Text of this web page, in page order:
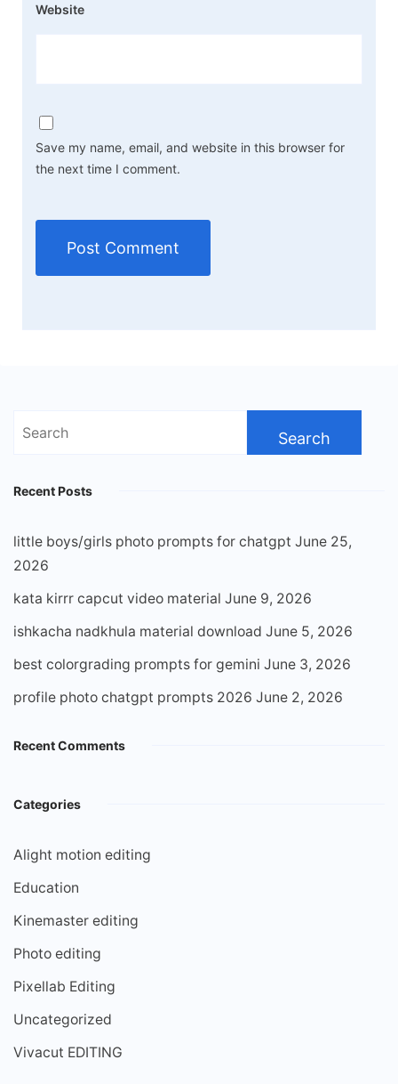
Website
Save my name, email, and website in this browser for
the next time I comment.
Search
Recent Posts
little boys/girls photo prompts for chatgpt June 25,
2026
kata kirrr capcut video material June 9, 2026
ishkacha nadkhula material download June 5, 2026
best colorgrading prompts for gemini June 3, 2026
profile photo chatgpt prompts 2026 June 2, 2026
Recent Comments
Categories
Alight motion editing
Education
Kinemaster editing
Photo editing
Pixellab Editing
Uncategorized
Vivacut EDITING